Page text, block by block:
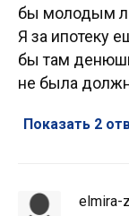
бы молодым
Я за ипотеку
бы там
не была
Показать 2
elmira-